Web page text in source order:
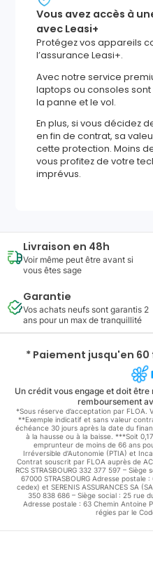
Vous avez accès à
avec Leasi+
Protégez vos appareils
l’assurance Leasi+.
Avec notre service
laptops ou consoles
la panne et le vol.
En plus, si vous décidez
en fin de contrat, sa
cette protection. Moins
vous profitez de votre
imprévus.
Livraison en 48h
Voir même peut être avant si
vous êtes sage
Garantie
Vos achats neufs sont garantis 2
ans pour un max de tranquillité
* Paiement jusqu'en
Un crédit vous engage et doit
remboursement
*Sous réserve d’acceptation par FLOA.
**Exemple indicatif et sans valeur
échéance 30 jours après la date du
à la hausse ou à la baisse. ***Soit
emprunteur de moins de 66 ans
Irréversible d'Autonomie (PTIA) et
Contrat souscrit par FLOA auprès de
RCS STRASBOURG 332 377 597 –
67000 STRASBOURG Adresse postale
cedex) et SERENIS ASSURANCES SA
350 838 686 – Siège social : 25 rue
Adresse postale : 63 Chemin Antoine
régies par le